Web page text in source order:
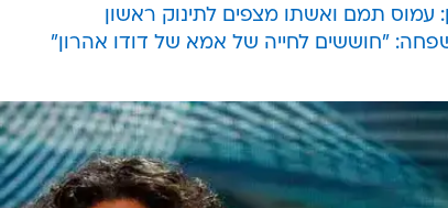
עמוס תמם ואשתו מצפים לתינוק ראשון
"חוששים לחייה של אמא של דודו אהרון"